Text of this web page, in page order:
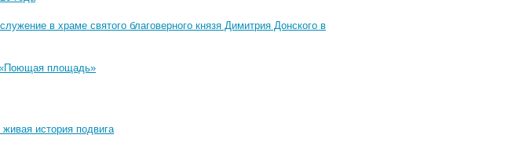
в храме святого благоверного князя Димитрия Донского в
«Поющая площадь»
история подвига